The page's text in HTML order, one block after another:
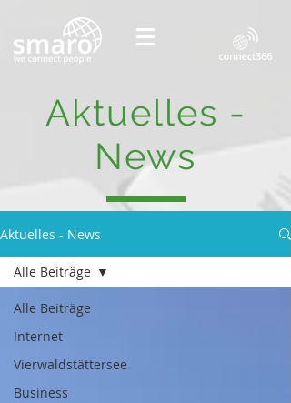
Aktuelles -
News
Aktuelles - News
Alle Beiträge
Internet
Vierwaldstättersee
Business
Alle Beiträge